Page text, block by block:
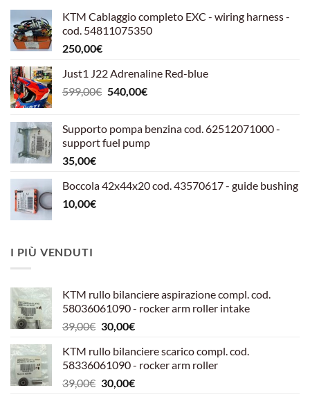
KTM Cablaggio completo EXC - wiring harness -
cod. 54811075350
250,00€
Just1 J22 Adrenaline Red-blue
599,00€ Il
era:
599,00€.
540,00€Il
è:
540,00€.
Supporto pompa benzina cod. 62512071000 -
support fuel pump
35,00€
Boccola 42x44x20 cod. 43570617 - guide bushing
10,00€
I PIÙ VENDUTI
KTM rullo bilanciere aspirazione compl. cod.
58036061090 - rocker arm roller intake
39,00€ Il
originale
era:
39,00€.
30,00€Il
attuale
è:
30,00€.
KTM rullo bilanciere scarico compl. cod.
58336061090 - rocker arm roller
39,00€ Il
30,00€Il